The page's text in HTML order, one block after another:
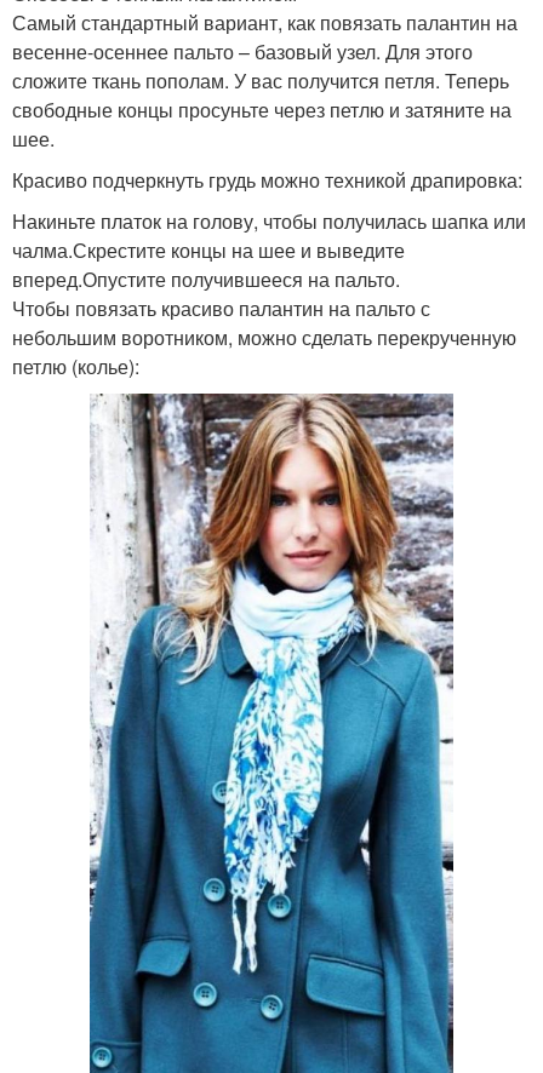
Самый стандартный вариант, как повязать палантин на
весенне-осеннее пальто – базовый узел. Для этого
сложите ткань пополам. У вас получится петля. Теперь
свободные концы просуньте через петлю и затяните на
шее.
Красиво подчеркнуть грудь можно техникой драпировка:
Накиньте платок на голову, чтобы получилась шапка или
чалма.Скрестите концы на шее и выведите
вперед.Опустите получившееся на пальто.
Чтобы повязать красиво палантин на пальто с
небольшим воротником, можно сделать перекрученную
петлю (колье):